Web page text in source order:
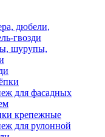
дюбели,
гвозди
шурупы,
для фасадных
крепежные
для рулонной